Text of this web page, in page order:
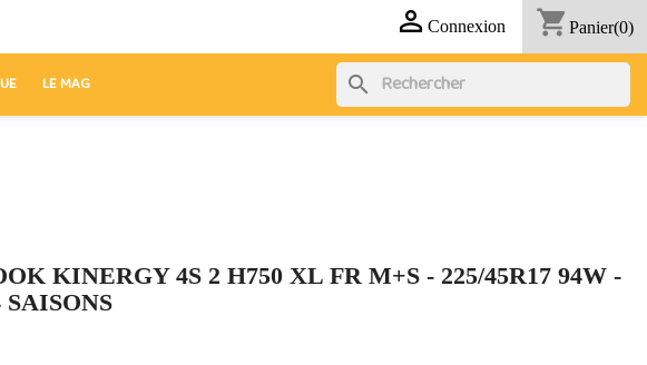
 Connexion shopping_cart Panier(0)
LE MAG search
KINERGY 4S 2 H750 XL FR M+S - 225/45R17 94W -
SAISONS